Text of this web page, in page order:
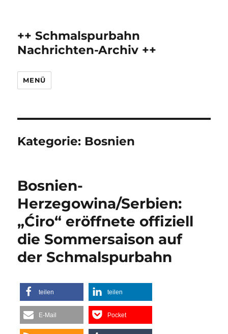
++ Schmalspurbahn
Nachrichten-Archiv ++
MENÜ
Kategorie: Bosnien
Bosnien-
Herzegowina/Serbien:
„Ćiro“ eröffnete offiziell
die Sommersaison auf
der Schmalspurbahn
teilen teilen
E-Mail Pocket